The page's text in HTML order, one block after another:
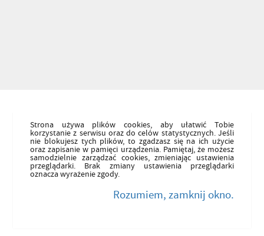
Strona używa plików cookies, aby ułatwić Tobie
korzystanie z serwisu oraz do celów statystycznych. Jeśli
nie blokujesz tych plików, to zgadzasz się na ich użycie
oraz zapisanie w pamięci urządzenia. Pamiętaj, że możesz
samodzielnie zarządzać cookies, zmieniając ustawienia
przeglądarki. Brak zmiany ustawienia przeglądarki
oznacza wyrażenie zgody.
Rozumiem, zamknij okno.